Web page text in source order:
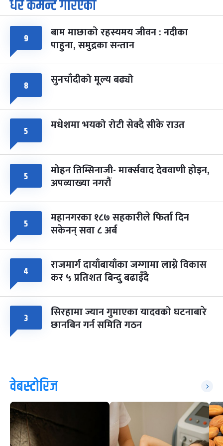
७
आइत
पूर्णिमा व्रत
चैत्र ७, २०८३-Mar 21, 2027
८
सोम
फागुपूर्णिमा
चैत्र ८, २०८३-Mar 22, 2027
७ महिना बाँकी
धेरै कमेन्ट गरिएका
९ बाम माछाको रहस्यमय जीवन : नदीका
पाहुना, समुद्रका सन्तान
८ सुनचाँदीको मूल्य बढ्यो
५ मधेशमा भयको रोटी सेक्दै सीके राउत
५ मोहन तिम्सिनाजी- मार्क्सवाद देववाणी होइन,
अपव्याख्या नगरौं
५ महानगरका १८७ सहकारीले फिर्ता दिन
सकेनन् सवा ८ अर्ब
४ राजमार्ग दायाँबायाँका जग्गामा लाग्ने विकास
कर ५ प्रतिशत बिन्दु बढाइँदै
३ सिरहामा ज्यान गुमाएका यादवको घटनाबारे
छानबिन गर्न समिति गठन
वेबस्टोरिज